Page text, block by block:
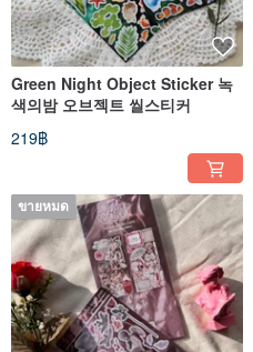
Green Night Object Sticker 녹
색의밤 오브젝트 씰스티커
219฿
ขายหมด